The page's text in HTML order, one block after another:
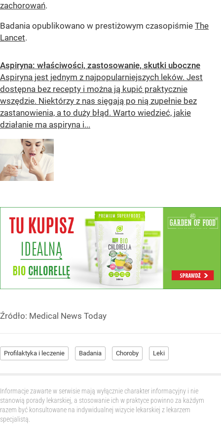
zachorowań.
Badania opublikowano w prestiżowym czasopiśmie The
Lancet.
Aspiryna: właściwości, zastosowanie, skutki uboczne
Aspiryna jest jednym z najpopularniejszych leków. Jest
dostępna bez recepty i można ją kupić praktycznie
wszędzie. Niektórzy z nas sięgają po nią zupełnie bez
zastanowienia, a to duży błąd. Warto wiedzieć, jakie
działanie ma aspiryna i...
Źródło: Medical News Today
Profilaktyka i leczenie Badania Choroby Leki
Informacje zawarte w serwisie mają wyłącznie charakter informacyjny i nie
stanowią porady lekarskiej, a stosowanie ich w praktyce powinno za każdym
razem być konsultowane na indywidualnej wizycie lekarskiej z lekarzem
specjalistą.